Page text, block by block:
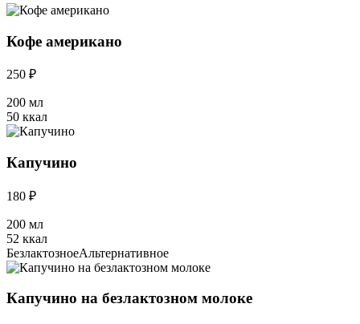
Кофе американо
250 ₽
200 мл
50 ккал
Капучино
180 ₽
200 мл
52 ккал
БезлактозноеАльтернативное
Капучино на безлактозном молоке